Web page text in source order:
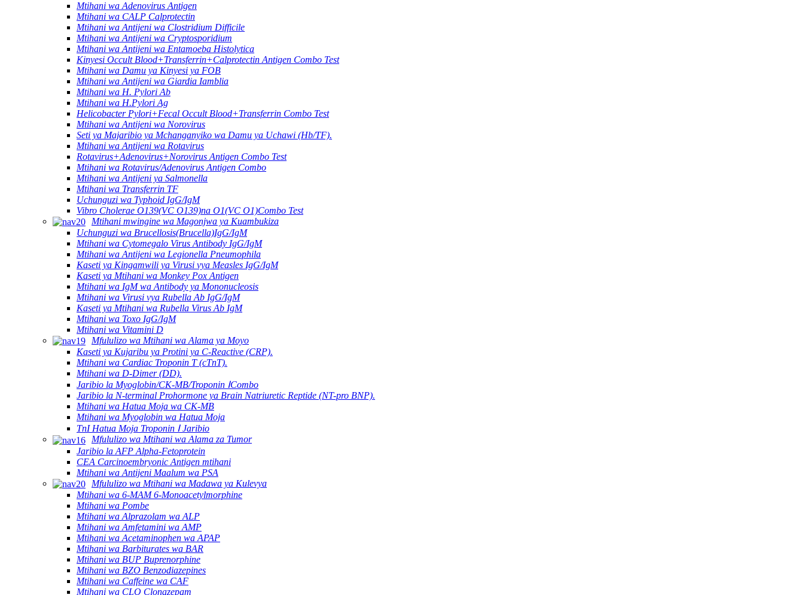
Mtihani wa Adenovirus Antigen
Mtihani wa CALP Calprotectin
Mtihani wa Antijeni wa Clostridium Difficile
Mtihani wa Antijeni wa Cryptosporidium
Mtihani wa Antijeni wa Entamoeba Histolytica
Kinyesi Occult Blood+Transferrin+Calprotectin Antigen Combo Test
Mtihani wa Damu ya Kinyesi ya FOB
Mtihani wa Antijeni wa Giardia Iamblia
Mtihani wa H. Pylori Ab
Mtihani wa H.Pylori Ag
Helicobacter Pylori+Fecal Occult Blood+Transferrin Combo Test
Mtihani wa Antijeni wa Norovirus
Seti ya Majaribio ya Mchanganyiko wa Damu ya Uchawi (Hb/TF).
Mtihani wa Antijeni wa Rotavirus
Rotavirus+Adenovirus+Norovirus Antigen Combo Test
Mtihani wa Rotavirus/Adenovirus Antigen Combo
Mtihani wa Antijeni ya Salmonella
Mtihani wa Transferrin TF
Uchunguzi wa Typhoid IgG/IgM
Vibro Cholerae O139(VC O139)na O1(VC O1)Combo Test
Mtihani mwingine wa Magonjwa ya Kuambukiza
Uchunguzi wa Brucellosis(Brucella)IgG/IgM
Mtihani wa Cytomegalo Virus Antibody IgG/IgM
Mtihani wa Antijeni wa Legionella Pneumophila
Kaseti ya Kingamwili ya Virusi vya Measles IgG/IgM
Kaseti ya Mtihani wa Monkey Pox Antigen
Mtihani wa IgM wa Antibody ya Mononucleosis
Mtihani wa Virusi vya Rubella Ab IgG/IgM
Kaseti ya Mtihani wa Rubella Virus Ab IgM
Mtihani wa Toxo IgG/IgM
Mtihani wa Vitamini D
Mfululizo wa Mtihani wa Alama ya Moyo
Kaseti ya Kujaribu ya Protini ya C-Reactive (CRP).
Mtihani wa Cardiac Troponin T (cTnT).
Mtihani wa D-Dimer (DD).
Jaribio la Myoglobin/CK-MB/Troponin ⅠCombo
Jaribio la N-terminal Prohormone ya Brain Natriuretic Reptide (NT-pro BNP).
Mtihani wa Hatua Moja wa CK-MB
Mtihani wa Myoglobin wa Hatua Moja
TnI Hatua Moja Troponin Ⅰ Jaribio
Mfululizo wa Mtihani wa Alama za Tumor
Jaribio la AFP Alpha-Fetoprotein
CEA Carcinoembryonic Antigen mtihani
Mtihani wa Antijeni Maalum wa PSA
Mfululizo wa Mtihani wa Madawa ya Kulevya
Mtihani wa 6-MAM 6-Monoacetylmorphine
Mtihani wa Pombe
Mtihani wa Alprazolam wa ALP
Mtihani wa Amfetamini wa AMP
Mtihani wa Acetaminophen wa APAP
Mtihani wa Barbiturates wa BAR
Mtihani wa BUP Buprenorphine
Mtihani wa BZO Benzodiazepines
Mtihani wa Caffeine wa CAF
Mtihani wa CLO Clonazepam